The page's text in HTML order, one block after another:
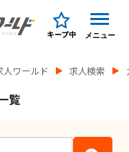
キープ中 メニュー
ワールド 求人検索
覧